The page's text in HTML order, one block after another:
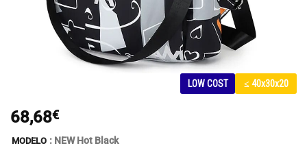
LOW COST ≤ 40x30x20
68,68€
MODELO : NEW Hot Black